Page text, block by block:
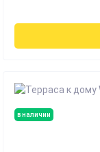
в наличии